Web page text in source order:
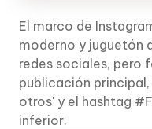
El marco de
moderno y juguetón
redes sociales, pero
publicación
otros' y el hashtag
inferior.